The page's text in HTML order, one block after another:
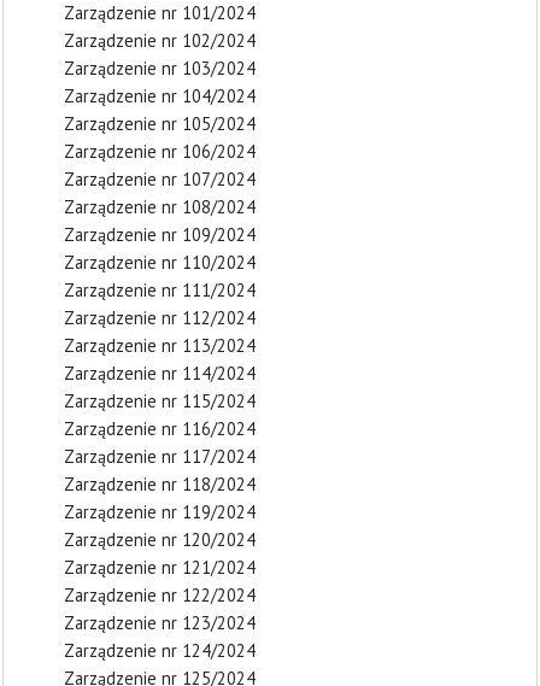
Zarządzenie nr 101/2024
Zarządzenie nr 102/2024
Zarządzenie nr 103/2024
Zarządzenie nr 104/2024
Zarządzenie nr 105/2024
Zarządzenie nr 106/2024
Zarządzenie nr 107/2024
Zarządzenie nr 108/2024
Zarządzenie nr 109/2024
Zarządzenie nr 110/2024
Zarządzenie nr 111/2024
Zarządzenie nr 112/2024
Zarządzenie nr 113/2024
Zarządzenie nr 114/2024
Zarządzenie nr 115/2024
Zarządzenie nr 116/2024
Zarządzenie nr 117/2024
Zarządzenie nr 118/2024
Zarządzenie nr 119/2024
Zarządzenie nr 120/2024
Zarządzenie nr 121/2024
Zarządzenie nr 122/2024
Zarządzenie nr 123/2024
Zarządzenie nr 124/2024
Zarządzenie nr 125/2024